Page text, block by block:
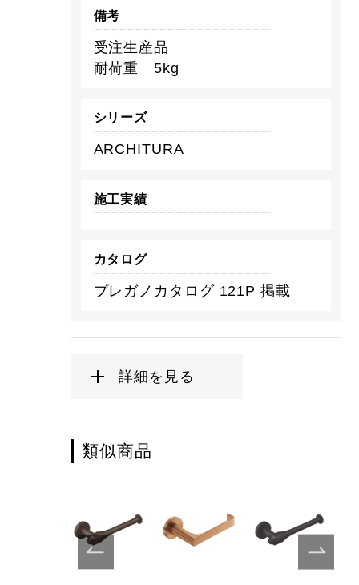
備考
受注生産品
耐荷重 5kg
シリーズ
ARCHITURA
施工実績
カタログ
プレガノカタログ 121P 掲載
詳細を見る
類似商品